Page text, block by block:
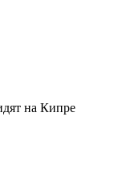
на Кипре